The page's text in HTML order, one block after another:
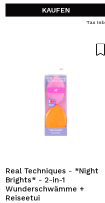
KAUFEN
Tax Inb.
Real Techniques - *Night
Brights* - 2-in-1
Wunderschwämme +
Reiseetui